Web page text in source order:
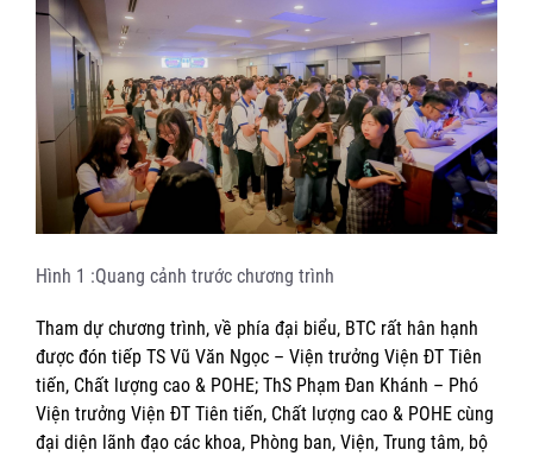
Hình 1 :Quang cảnh trước chương trình
Tham dự chương trình, về phía đại biểu, BTC rất hân hạnh
được đón tiếp TS Vũ Văn Ngọc – Viện trưởng Viện ĐT Tiên
tiến, Chất lượng cao & POHE; ThS Phạm Đan Khánh – Phó
Viện trưởng Viện ĐT Tiên tiến, Chất lượng cao & POHE cùng
đại diện lãnh đạo các khoa, Phòng ban, Viện, Trung tâm, bộ